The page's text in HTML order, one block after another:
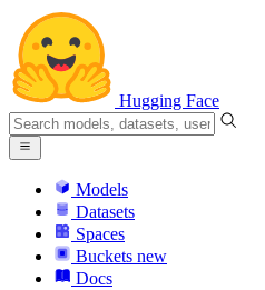
Hugging Face
Models
Datasets
Spaces
Buckets new
Docs